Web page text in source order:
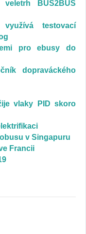
BUS2BUS
testovací
pro ebusy do
dopraváckého
vlaky PID skoro
v Singapuru
Francii